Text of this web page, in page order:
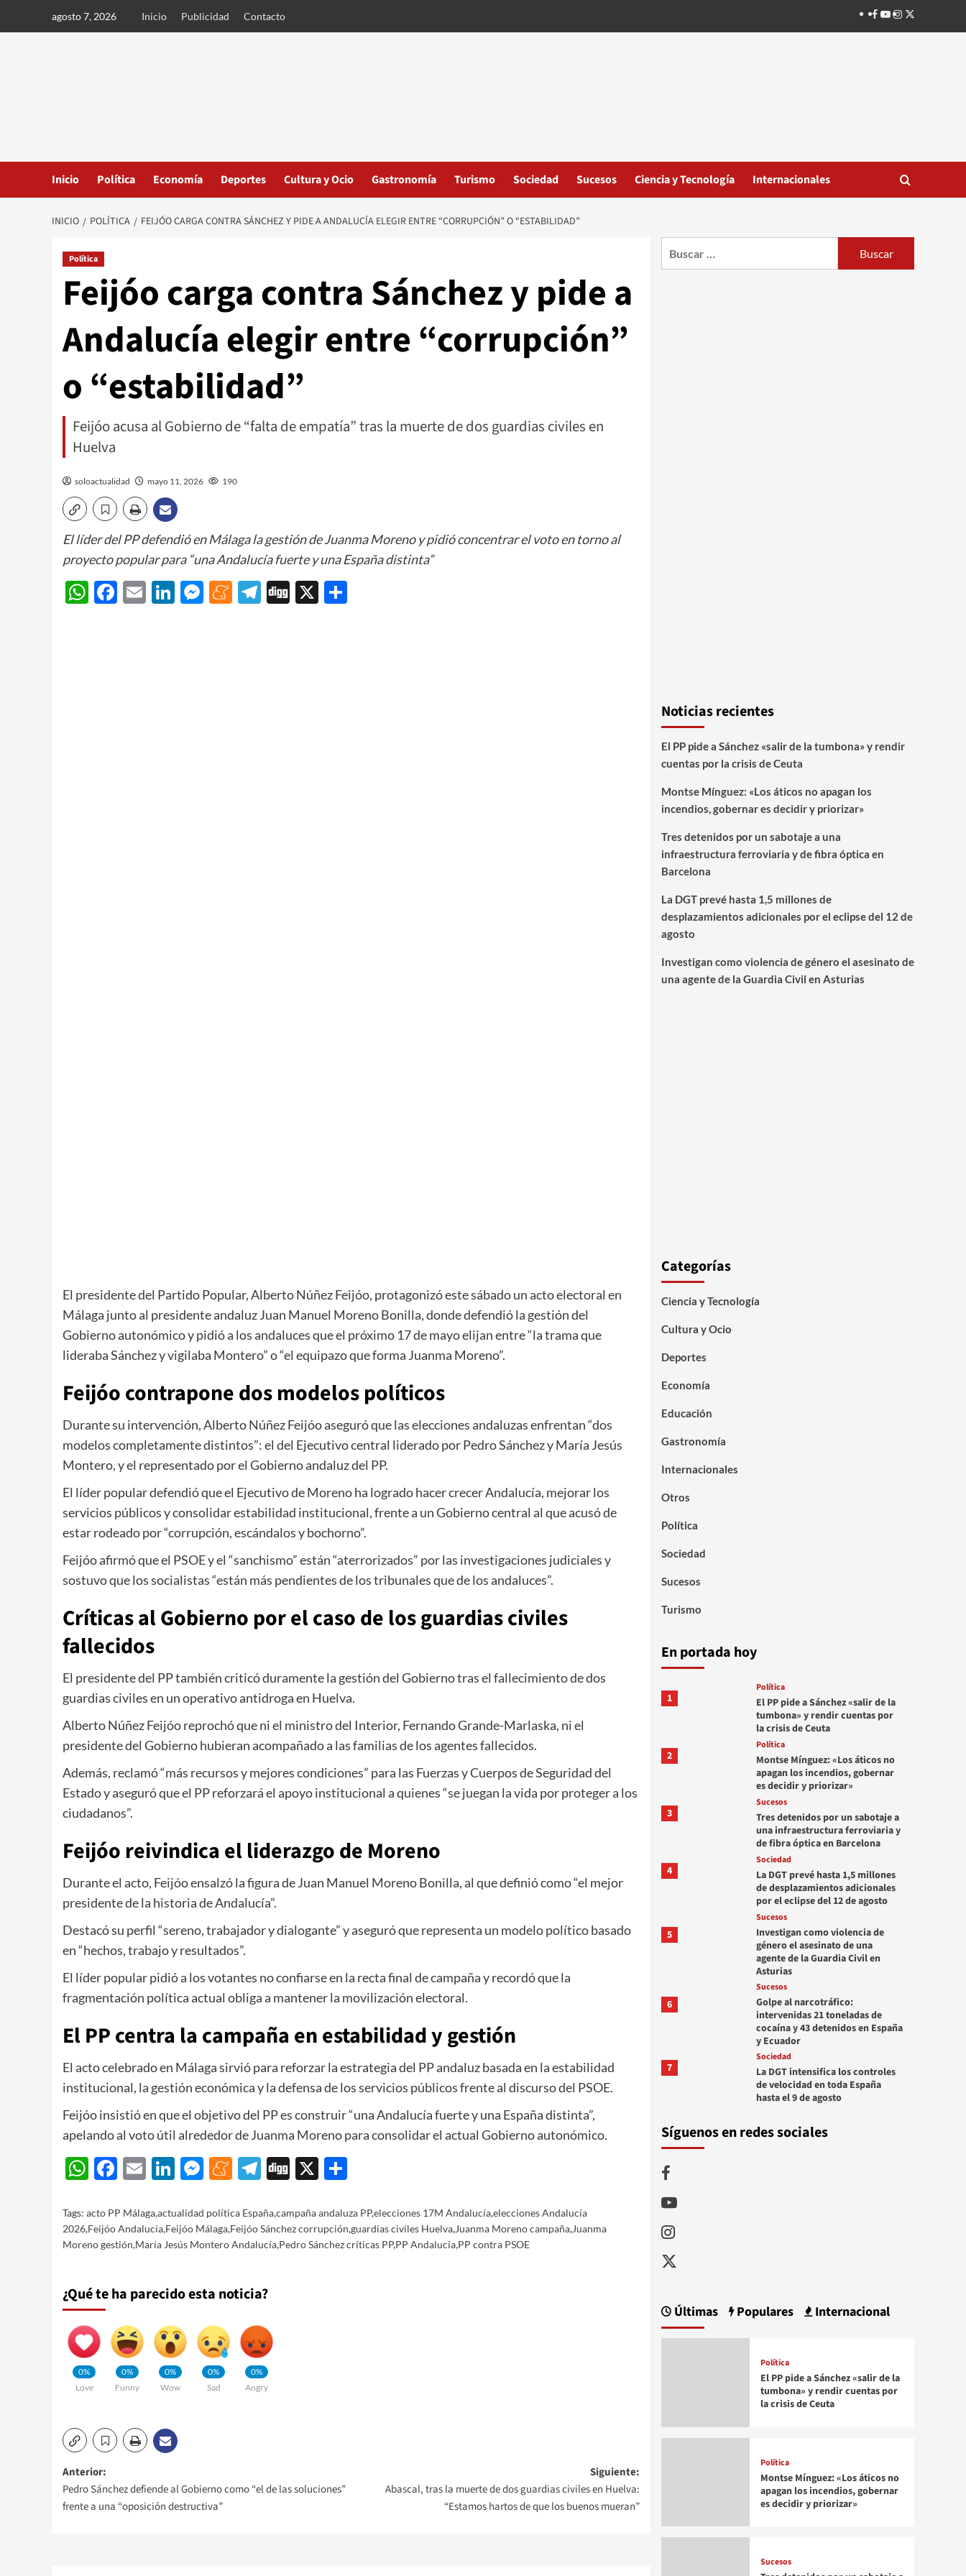
agosto 7, 2026 Inicio Publicidad Contacto Facebook
Youtube
Instagram
Twitter
Inicio Política Economía Deportes Cultura y Ocio Gastronomía Turismo Sociedad Sucesos Ciencia y Tecnología Internacionales
INICIO POLÍTICA FEIJÓO CARGA CONTRA SÁNCHEZ Y PIDE A ANDALUCÍA ELEGIR ENTRE “CORRUPCIÓN” O “ESTABILIDAD”
Política
Feijóo carga contra Sánchez y pide a
Andalucía elegir entre “corrupción”
o “estabilidad”
Feijóo acusa al Gobierno de “falta de empatía” tras la muerte de dos guardias civiles en
Huelva
soloactualidad mayo 11, 2026 190
El líder del PP defendió en Málaga la gestión de Juanma Moreno y pidió concentrar el voto en torno al
proyecto popular para “una Andalucía fuerte y una España distinta”
WhatsApp
Facebook
EmailLinkedIn
Messenger
Meneame
Telegram
Digg
X
El presidente del Partido Popular,Alberto Núñez Feijóo, protagonizó este sábado un acto electoral en
Málaga junto al presidente andaluzJuan Manuel Moreno Bonilla, donde defendió la gestión del
Gobierno autonómico y pidió a los andaluces que el próximo 17 de mayo elijan entre “la trama que
lideraba Sánchez y vigilaba Montero” o “el equipazo que forma Juanma Moreno”.
Feijóo contrapone dos modelos políticos
Durante su intervención,Alberto Núñez Feijóoaseguró que las elecciones andaluzas enfrentan “dos
modelos completamente distintos”: el del Ejecutivo central liderado porPedro SánchezyMaría Jesús
Montero, y el representado por el Gobierno andaluz del PP.
El líder popular defendió que el Ejecutivo de Moreno ha logrado hacer crecer Andalucía, mejorar los
servicios públicos y consolidar estabilidad institucional, frente a un Gobierno central al que acusó de
estar rodeado por “corrupción, escándalos y bochorno”.
Feijóo afirmó que el PSOE y el “sanchismo” están “aterrorizados” por las investigaciones judiciales y
sostuvo que los socialistas “están más pendientes de los tribunales que de los andaluces”.
Críticas al Gobierno por el caso de los guardias civiles
fallecidos
El presidente del PP también criticó duramente la gestión del Gobierno tras el fallecimiento de dos
guardias civiles en un operativo antidroga en Huelva.
Alberto Núñez Feijóoreprochó que ni el ministro del Interior, Fernando Grande-Marlaska, ni el
presidente del Gobierno hubieran acompañado a las familias de los agentes fallecidos.
Además, reclamó “más recursos y mejores condiciones” para las Fuerzas y Cuerpos de Seguridad del
Estado y aseguró que el PP reforzará el apoyo institucional a quienes “se juegan la vida por proteger a los
ciudadanos”.
Feijóo reivindica el liderazgo de Moreno
Durante el acto, Feijóo ensalzó la figura deJuan Manuel Moreno Bonilla, al que definió como “el mejor
presidente de la historia de Andalucía”.
Destacó su perfil “sereno, trabajador y dialogante” y aseguró que representa un modelo político basado
en “hechos, trabajo y resultados”.
El líder popular pidió a los votantes no confiarse en la recta final de campaña y recordó que la
fragmentación política actual obliga a mantener la movilización electoral.
El PP centra la campaña en estabilidad y gestión
El acto celebrado en Málaga sirvió para reforzar la estrategia del PP andaluz basada en la estabilidad
institucional, la gestión económica y la defensa de los servicios públicos frente al discurso del PSOE.
Feijóo insistió en que el objetivo del PP es construir “una Andalucía fuerte y una España distinta”,
apelando al voto útil alrededor de Juanma Moreno para consolidar el actual Gobierno autonómico.
WhatsApp
Facebook
EmailLinkedIn
Messenger
Meneame
Telegram
Digg
X
Tags: acto PP Málaga,actualidad política España,campaña andaluza PP,elecciones 17M Andalucía,elecciones Andalucía
2026,Feijóo Andalucía,Feijóo Málaga,Feijóo Sánchez corrupción,guardias civiles Huelva,Juanma Moreno campaña,Juanma
Moreno gestión,María Jesús Montero Andalucía,Pedro Sánchez críticas PP,PP Andalucía,PP contra PSOE
¿Qué te ha parecido esta noticia?
0%
Love
0%
Funny
0%
Wow
0%
Sad
0%
Angry
Navegación
de
Anterior:
Pedro Sánchez defiende al Gobierno como “el de las soluciones”
frente a una “oposición destructiva”
Siguiente:
Abascal, tras la muerte de dos guardias civiles en Huelva:
“Estamos hartos de que los buenos mueran”
Noticias recientes
El PP pide a Sánchez «salir de la tumbona» y rendir
cuentas por la crisis de Ceuta
Montse Mínguez: «Los áticos no apagan los
incendios, gobernar es decidir y priorizar»
Tres detenidos por un sabotaje a una
infraestructura ferroviaria y de fibra óptica en
Barcelona
La DGT prevé hasta 1,5 millones de
desplazamientos adicionales por el eclipse del 12 de
agosto
Investigan como violencia de género el asesinato de
una agente de la Guardia Civil en Asturias
Categorías
Ciencia y Tecnología
Cultura y Ocio
Deportes
Economía
Educación
Gastronomía
Internacionales
Otros
Política
Sociedad
Sucesos
Turismo
En portada hoy
1
Política
El PP pide a Sánchez «salir de la
tumbona» y rendir cuentas por
la crisis de Ceuta
2
Política
Montse Mínguez: «Los áticos no
apagan los incendios, gobernar
es decidir y priorizar»
3
Sucesos
Tres detenidos por un sabotaje a
una infraestructura ferroviaria y
de fibra óptica en Barcelona
4
Sociedad
La DGT prevé hasta 1,5 millones
de desplazamientos adicionales
por el eclipse del 12 de agosto
5
Sucesos
Investigan como violencia de
género el asesinato de una
agente de la Guardia Civil en
Asturias
6
Sucesos
Golpe al narcotráfico:
intervenidas 21 toneladas de
cocaína y 43 detenidos en España
y Ecuador
7
Sociedad
La DGT intensifica los controles
de velocidad en toda España
hasta el 9 de agosto
Síguenos en redes sociales
Facebook
Youtube
Instagram
Twitter
Últimas Populares Internacional
Política
El PP pide a Sánchez «salir de la
tumbona» y rendir cuentas por
la crisis de Ceuta
Política
Montse Mínguez: «Los áticos no
apagan los incendios, gobernar
es decidir y priorizar»
Sucesos